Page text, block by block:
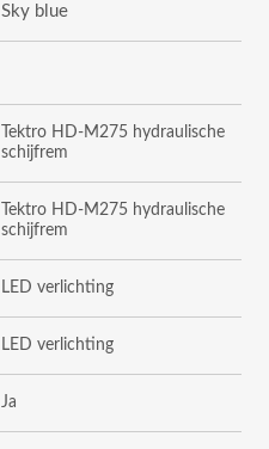
Sky blue
Tektro HD-M275 hydraulische
schijfrem
Tektro HD-M275 hydraulische
schijfrem
LED verlichting
LED verlichting
Ja